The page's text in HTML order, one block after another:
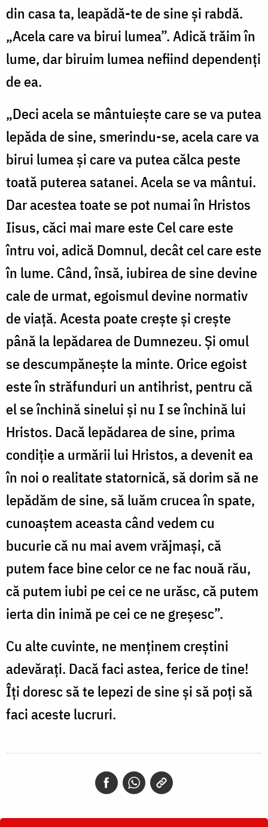
din casa ta, leapădă-te de sine și rabdă.
„Acela care va birui lumea”. Adică trăim în
lume, dar biruim lumea nefiind dependenți
de ea.
„Deci acela se mântuiește care se va putea
lepăda de sine, smerindu-se, acela care va
birui lumea și care va putea călca peste
toată puterea satanei. Acela se va mântui.
Dar acestea toate se pot numai în Hristos
Iisus, căci mai mare este Cel care este
întru voi, adică Domnul, decât cel care este
în lume. Când, însă, iubirea de sine devine
cale de urmat, egoismul devine normativ
de viață. Acesta poate crește și crește
până la lepădarea de Dumnezeu. Și omul
se descumpănește la minte. Orice egoist
este în străfunduri un antihrist, pentru că
el se închină sinelui și nu I se închină lui
Hristos. Dacă lepădarea de sine, prima
condiție a urmării lui Hristos, a devenit ea
în noi o realitate statornică, să dorim să ne
lepădăm de sine, să luăm crucea în spate,
cunoaștem aceasta când vedem cu
bucurie că nu mai avem vrăjmași, că
putem face bine celor ce ne fac nouă rău,
că putem iubi pe cei ce ne urăsc, că putem
ierta din inimă pe cei ce ne greșesc”.
Cu alte cuvinte, ne menținem creștini
adevărați. Dacă faci astea, ferice de tine!
Îți doresc să te lepezi de sine și să poți să
faci aceste lucruri.